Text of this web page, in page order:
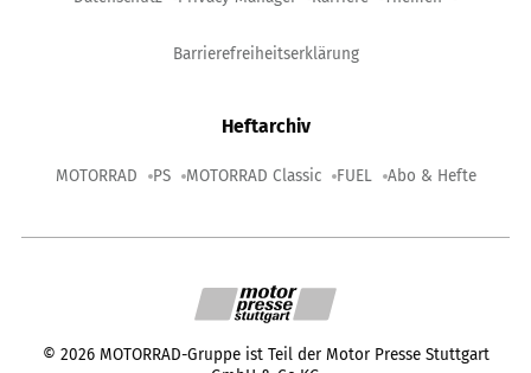
Barrierefreiheitserklärung
Heftarchiv
MOTORRAD PS MOTORRAD Classic FUEL Abo & Hefte
© 2026 MOTORRAD-Gruppe ist Teil der Motor Presse Stuttgart